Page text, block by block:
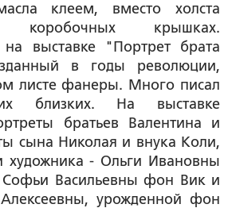
клеем, вместо холста
крышках.
на выставке "Портрет брата
в годы революции,
листе фанеры. Много писал
близких. На выставке
братьев Валентина и
сына Николая и внука Коли,
художника - Ольги Ивановны
Софьи Васильевны фон Вик и
урожденной фон